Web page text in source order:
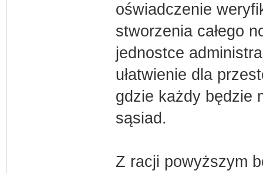
oświadczenie
stworzenia całego
jednostce
ułatwienie dla
gdzie każdy będzie
sąsiad.
Z racji powyższym